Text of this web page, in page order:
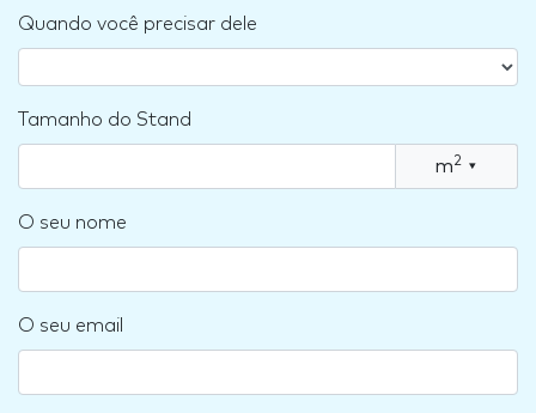
Quando você precisar dele
Tamanho do Stand
m2 ▾
O seu nome
O seu email